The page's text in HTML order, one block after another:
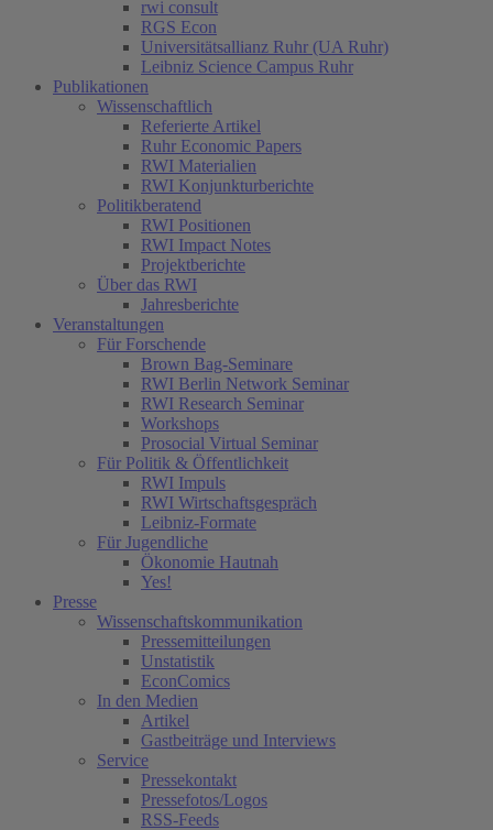
rwi consult
RGS Econ
Universitätsallianz Ruhr (UA Ruhr)
Leibniz Science Campus Ruhr
Publikationen
Wissenschaftlich
Referierte Artikel
Ruhr Economic Papers
RWI Materialien
RWI Konjunkturberichte
Politikberatend
RWI Positionen
RWI Impact Notes
Projektberichte
Über das RWI
Jahresberichte
Veranstaltungen
Für Forschende
Brown Bag-Seminare
RWI Berlin Network Seminar
RWI Research Seminar
Workshops
Prosocial Virtual Seminar
Für Politik & Öffentlichkeit
RWI Impuls
RWI Wirtschaftsgespräch
Leibniz-Formate
Für Jugendliche
Ökonomie Hautnah
Yes!
Presse
Wissenschaftskommunikation
Pressemitteilungen
Unstatistik
EconComics
In den Medien
Artikel
Gastbeiträge und Interviews
Service
Pressekontakt
Pressefotos/Logos
RSS-Feeds